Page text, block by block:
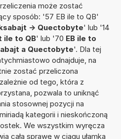
może zostać
sposób: '57 EB ile to QB'
-> Quectobyte' lub '14
ile to QB' lub '70 EB ile to
a Quectobyte'. Dla tej
odnajduje, na
zostać przeliczona
od tego, która z
pozwala to uniknąć
stosownej pozycji na
kategorii i nieskończoną
We wszystkim wyręcza
całą sprawę w ciągu ułamka